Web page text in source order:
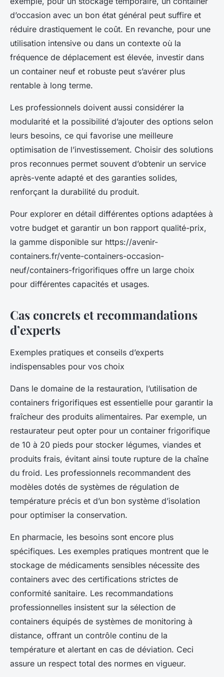
d’occasion avec un bon état général peut suffire et
réduire drastiquement le coût. En revanche, pour une
utilisation intensive ou dans un contexte où la
fréquence de déplacement est élevée, investir dans
un container neuf et robuste peut s’avérer plus
rentable à long terme.
Les professionnels doivent aussi considérer la
modularité et la possibilité d’ajouter des options selon
leurs besoins, ce qui favorise une meilleure
optimisation de l’investissement. Choisir des solutions
pros reconnues permet souvent d’obtenir un service
après-vente adapté et des garanties solides,
renforçant la durabilité du produit.
Pour explorer en détail différentes options adaptées à
votre budget et garantir un bon rapport qualité-prix,
la gamme disponible sur https://avenir-
containers.fr/vente-containers-occasion-
neuf/containers-frigorifiques offre un large choix
pour différentes capacités et usages.
Cas concrets et recommandations
d’experts
Exemples pratiques et conseils d’experts
indispensables pour vos choix
Dans le domaine de la restauration, l’utilisation de
containers frigorifiques est essentielle pour garantir la
fraîcheur des produits alimentaires. Par exemple, un
restaurateur peut opter pour un container frigorifique
de 10 à 20 pieds pour stocker légumes, viandes et
produits frais, évitant ainsi toute rupture de la chaîne
du froid. Les professionnels recommandent des
modèles dotés de systèmes de régulation de
température précis et d’un bon système d’isolation
pour optimiser la conservation.
En pharmacie, les besoins sont encore plus
spécifiques. Les exemples pratiques montrent que le
stockage de médicaments sensibles nécessite des
containers avec des certifications strictes de
conformité sanitaire. Les recommandations
professionnelles insistent sur la sélection de
containers équipés de systèmes de monitoring à
distance, offrant un contrôle continu de la
température et alertant en cas de déviation. Ceci
assure un respect total des normes en vigueur.